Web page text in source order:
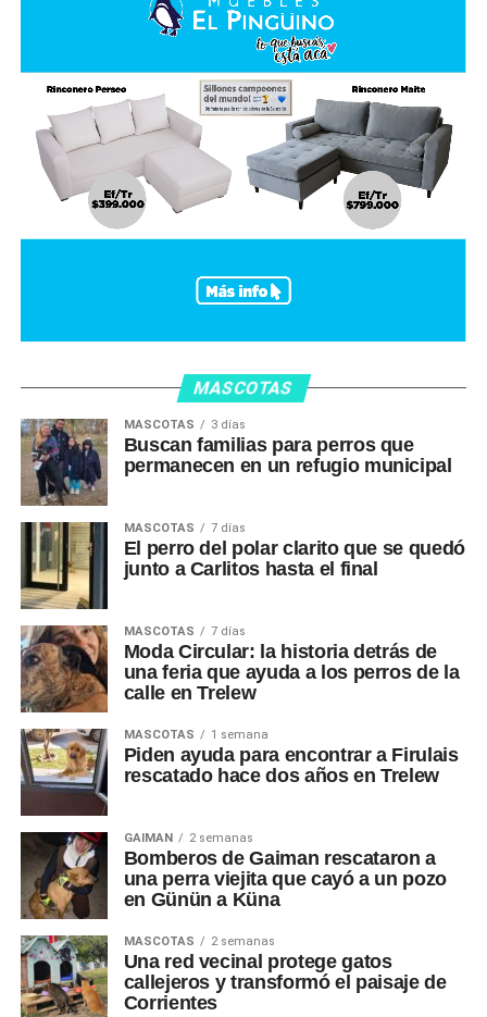
MASCOTAS
MASCOTAS 3 días
Buscan familias para perros que
permanecen en un refugio municipal
MASCOTAS 7 días
El perro del polar clarito que se quedó
junto a Carlitos hasta el final
MASCOTAS 7 días
Moda Circular: la historia detrás de
una feria que ayuda a los perros de la
calle en Trelew
MASCOTAS 1 semana
Piden ayuda para encontrar a Firulais
rescatado hace dos años en Trelew
GAIMAN 2 semanas
Bomberos de Gaiman rescataron a
una perra viejita que cayó a un pozo
en Günün a Küna
MASCOTAS 2 semanas
Una red vecinal protege gatos
callejeros y transformó el paisaje de
Corrientes